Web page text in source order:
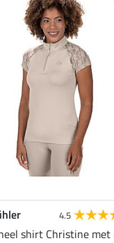
4.5
shirt Christine